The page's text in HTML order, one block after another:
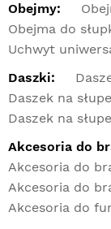
Obejmy:
Obejma do
Uchwyt
Daszki:
Daszek na
Daszek na
Akcesoria do
Akcesoria do
Akcesoria do
Akcesoria do